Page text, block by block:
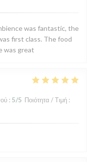
was fantastic, the
first class. The food
was great
: 5/5 Ποιότητα / Τιμή :